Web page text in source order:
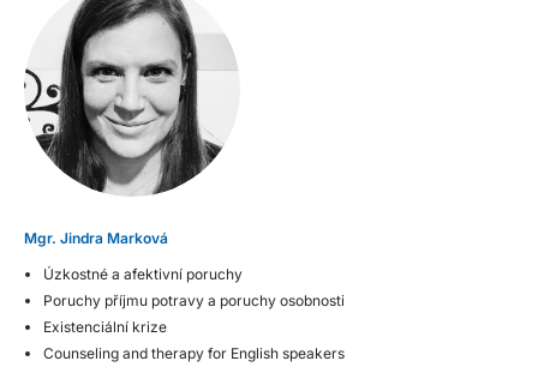
Mgr. Jindra Marková
Úzkostné a afektivní poruchy
Poruchy příjmu potravy a poruchy osobnosti
Existenciální krize
Counseling and therapy for English speakers